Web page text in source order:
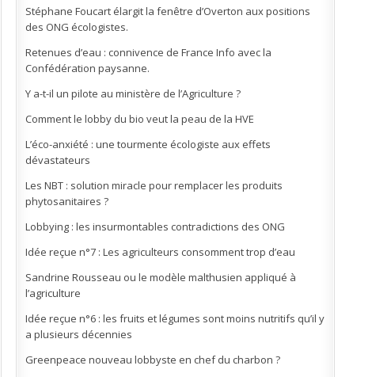
Stéphane Foucart élargit la fenêtre d’Overton aux positions
des ONG écologistes.
Retenues d’eau : connivence de France Info avec la
Confédération paysanne.
Y a-t-il un pilote au ministère de l’Agriculture ?
Comment le lobby du bio veut la peau de la HVE
L’éco-anxiété : une tourmente écologiste aux effets
dévastateurs
Les NBT : solution miracle pour remplacer les produits
phytosanitaires ?
Lobbying : les insurmontables contradictions des ONG
Idée reçue n°7 : Les agriculteurs consomment trop d’eau
Sandrine Rousseau ou le modèle malthusien appliqué à
l’agriculture
Idée reçue n°6 : les fruits et légumes sont moins nutritifs qu’il y
a plusieurs décennies
Greenpeace nouveau lobbyste en chef du charbon ?